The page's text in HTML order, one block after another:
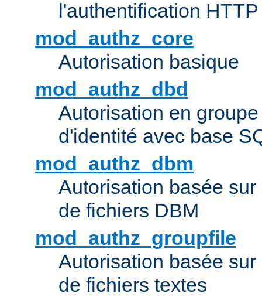
l'authentification
mod_authz_core
Autorisation basique
mod_authz_dbd
Autorisation en
d'identité avec base
mod_authz_dbm
Autorisation basée
de fichiers DBM
mod_authz_groupfile
Autorisation basée
de fichiers textes